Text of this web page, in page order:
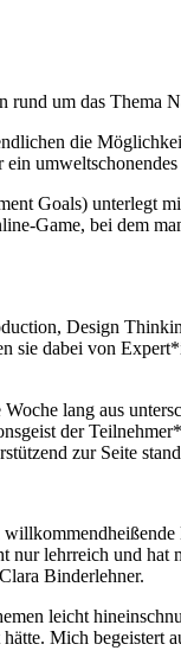
rund um das Thema
die
Goals) unterlegt
Game, bei dem
Design
dabei von
lang aus
der
zur Seite
lehrreich und
Binderlehner.
leicht
Mich